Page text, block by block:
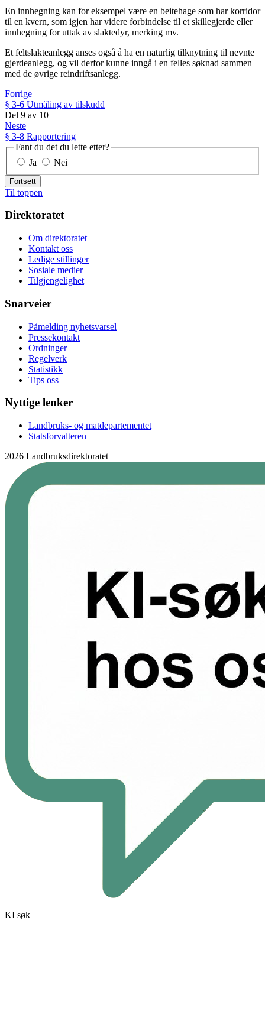
En innhegning kan for eksempel være en beitehage som har korridor
til en kvern, som igjen har videre forbindelse til et skillegjerde eller
innhegning for uttak av slaktedyr, merking mv.
Et feltslakteanlegg anses også å ha en naturlig tilknytning til nevnte
gjerdeanlegg, og vil derfor kunne inngå i en felles søknad sammen
med de øvrige reindriftsanlegg.
Forrige
§ 3-6 Utmåling av tilskudd
Del 9 av 10
Neste
§ 3-8 Rapportering
Fant du det du lette etter?
Ja
Nei
Fortsett
Til toppen
Direktoratet
Om direktoratet
Kontakt oss
Ledige stillinger
Sosiale medier
Tilgjengelighet
Snarveier
Påmelding nyhetsvarsel
Pressekontakt
Ordninger
Regelverk
Statistikk
Tips oss
Nyttige lenker
Landbruks- og matdepartementet
Statsforvalteren
2026 Landbruksdirektoratet
KI søk